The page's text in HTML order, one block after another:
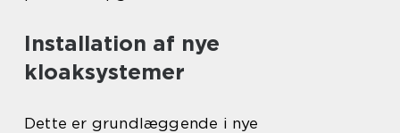
Installation af nye
kloaksystemer
Dette er grundlæggende i nye